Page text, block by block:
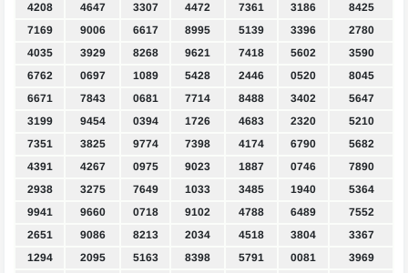
4208
4647 3307 4472 7361 3186
8425
7169
9006 6617 8995 5139 3396
2780
4035
3929 8268 9621 7418 5602
3590
6762
0697 1089 5428 2446 0520
8045
6671
7843 0681 7714 8488 3402
5647
3199
9454 0394 1726 4683 2320
5210
7351
3825 9774 7398 4174 6790
5682
4391
4267 0975 9023 1887 0746
7890
2938
3275 7649 1033 3485 1940
5364
9941
9660 0718 9102 4788 6489
7552
2651
9086 8213 2034 4518 3804
3367
1294
2095 5163 8398 5791 0081
3969